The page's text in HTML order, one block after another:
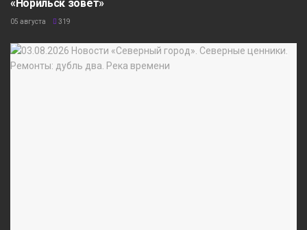
«Норильск зовёт»
05 августа 319